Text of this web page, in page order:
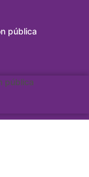
pública
pública